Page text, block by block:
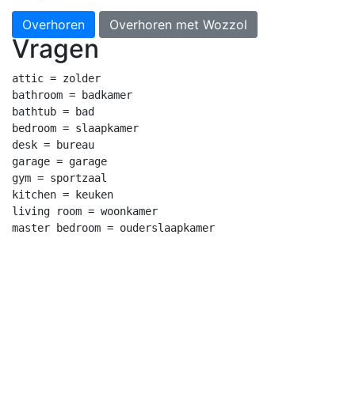
Overhoren Overhoren met Wozzol
Vragen
attic = zolder
bathroom = badkamer
bathtub = bad
bedroom = slaapkamer
desk = bureau
garage = garage
gym = sportzaal
kitchen = keuken
living room = woonkamer